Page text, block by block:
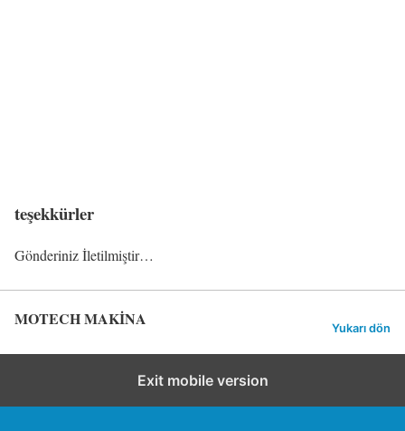
teşekkürler
Gönderiniz İletilmiştir…
MOTECH MAKİNA Yukarı dön
Exit mobile version